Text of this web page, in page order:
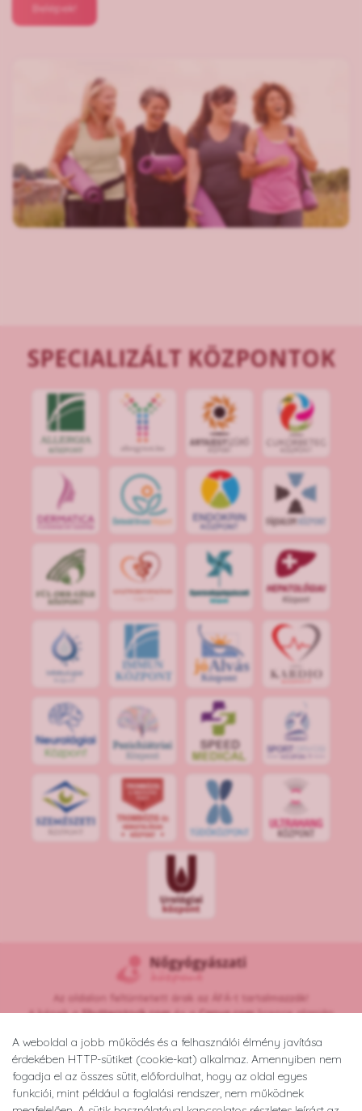
A weboldal a jobb működés és a felhasználói élmény javítása
érdekében HTTP-sütiket (cookie-kat) alkalmaz. Amennyiben nem
fogadja el az összes sütit, előfordulhat, hogy az oldal egyes
funkciói, mint például a foglalási rendszer, nem működnek
Belépek!
SPECIALIZÁLT KÖZPONTOK
IMMUN
KÖZPONT
jóAlvás
Központ
SPOR
Az oldalon feltüntetett árak az ÁFÁ-t tartalmazzák!
A képek aShutterstock.comés aCanva.comlicence alapján
Copyright © 2026 •nogyogyaszatikozpont.hu
Minden jog fenntartva.
Developed byAppon&György Nándor